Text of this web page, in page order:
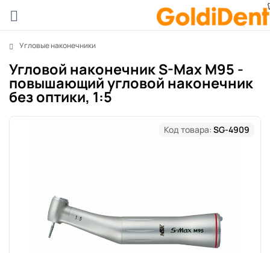
Угловые наконечники
Угловой наконечник S-Max M95 -
повышающий угловой наконечник
без оптики, 1:5
Код товара: SG-4909